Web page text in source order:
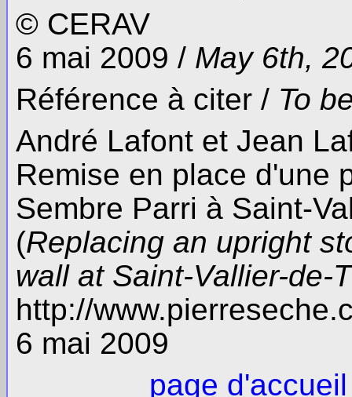
© CERAV
6 mai 2009 / May 6th,
Référence à citer / To
André Lafont et Jean
Remise en place d'une
Sembre Parri à Saint-
(Replacing an upright
wall at Saint-Vallier-de-
http://
6 mai 2009
page d'accueil